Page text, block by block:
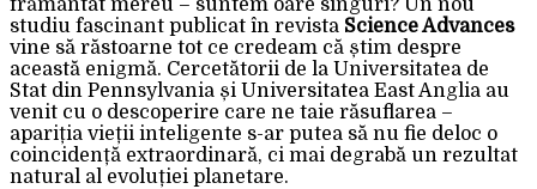
frământat mereu – suntem oare singuri? Un nou
studiu fascinant publicat în revista Science Advances
vine să răstoarne tot ce credeam că știm despre
această enigmă. Cercetătorii de la Universitatea de
Stat din Pennsylvania și Universitatea East Anglia au
venit cu o descoperire care ne taie răsuflarea –
apariția vieții inteligente s-ar putea să nu fie deloc o
coincidență extraordinară, ci mai degrabă un rezultat
natural al evoluției planetare.